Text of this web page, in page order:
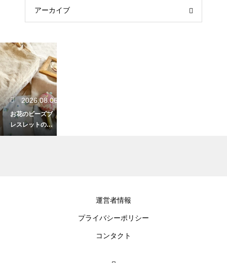
アーカイブ
2026.08.06
お花のビーズブ
レスレットの作
り方！初心者も
運営者情報
プライバシーポリシー
コンタクト